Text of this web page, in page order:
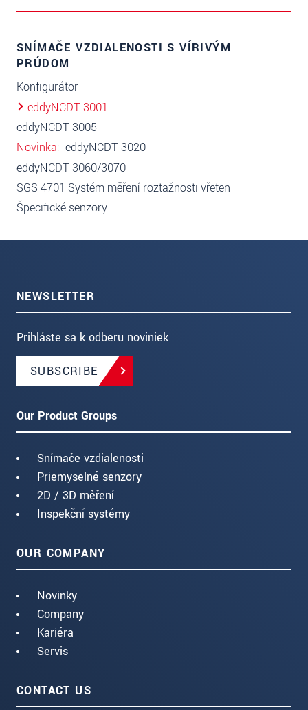
SNÍMAČE VZDIALENOSTI S VÍRIVÝM
PRÚDOM
Konfigurátor
eddyNCDT 3001
eddyNCDT 3005
Novinka eddyNCDT 3020
eddyNCDT 3060/3070
SGS 4701 Systém měření roztažnosti vřeten
Špecifické senzory
NEWSLETTER
Prihláste sa k odberu noviniek
SUBSCRIBE
Our Product Groups
Snímače vzdialenosti
Priemyselné senzory
2D / 3D měření
Inspekční systémy
OUR COMPANY
Novinky
Company
Kariéra
Servis
CONTACT US